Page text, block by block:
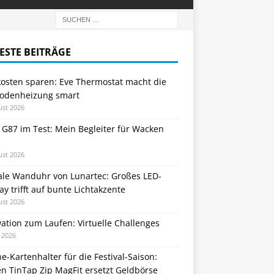
BEITRÄGE
sparen: Eve Thermostat macht die
smart
2026
im Test: Mein Begleiter für Wacken
2026
Wanduhr von Lunartec: Großes LED-
trifft auf bunte Lichtakzente
2026
zum Laufen: Virtuelle Challenges
Kartenhalter für die Festival-Saison:
TinTap Zip MagFit ersetzt Geldbörse